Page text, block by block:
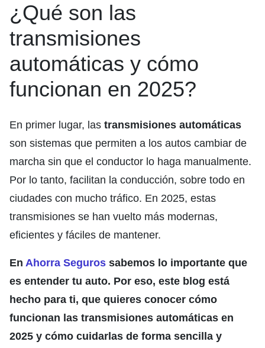
¿Qué son las
transmisiones
automáticas y cómo
funcionan en 2025?
En primer lugar, las transmisiones automáticas
son sistemas que permiten a los autos cambiar de
marcha sin que el conductor lo haga manualmente.
Por lo tanto, facilitan la conducción, sobre todo en
ciudades con mucho tráfico. En 2025, estas
transmisiones se han vuelto más modernas,
eficientes y fáciles de mantener.
En Ahorra Seguros sabemos lo importante que
es entender tu auto. Por eso, este blog está
hecho para ti, que quieres conocer cómo
funcionan las transmisiones automáticas en
2025 y cómo cuidarlas de forma sencilla y